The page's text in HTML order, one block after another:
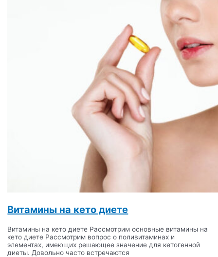
Витамины на кето диете
Витамины на кето диете Рассмотрим основные витамины на
кето диете Рассмотрим вопрос о поливитаминах и
элементах, имеющих решающее значение для кетогенной
диеты. Довольно часто встречаются